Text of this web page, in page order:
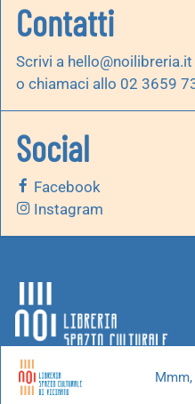
Contatti
Scrivi a hello@noilibreria.it
o chiamaci allo 02 3659
Social
Facebook
Instagram